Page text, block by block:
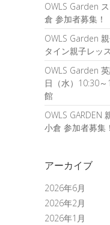
OWLS Garden
倉 参加者募集！
OWLS Garden
タイン親子レッ
OWLS Garden
日（水）10:30
館
OWLS GARDEN
小倉 参加者募集！
アーカイブ
2026年6月
2026年2月
2026年1月